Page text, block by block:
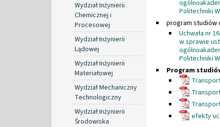
Wydział Inżynierii
Chemicznej i
Procesowej
Wydział Inżynierii
Lądowej
Wydział Inżynierii
Materiałowej
Wydział Mechaniczny
Technologiczny
Wydział Inżynierii
Środowiska
Politechniki
program studiów
Uchwała nr
w sprawie
Politechniki
Program
efekty